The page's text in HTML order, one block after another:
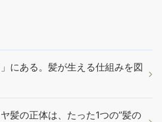
にある。髪が生える仕組みを図
髪の正体は、たった1つの”髪の